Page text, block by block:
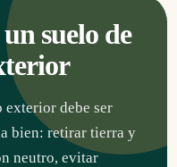
suelo de
debe ser
bien: retirar tierra y
neutro, evitar